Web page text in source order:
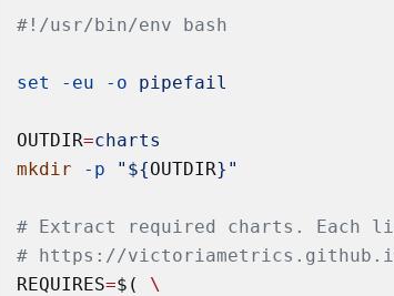
#!/usr/bin/env bash
set -eu -o pipefail
OUTDIR=charts
mkdir -p "${OUTDIR}"
# Extract required charts. Each
# https://
REQUIRES=$( \